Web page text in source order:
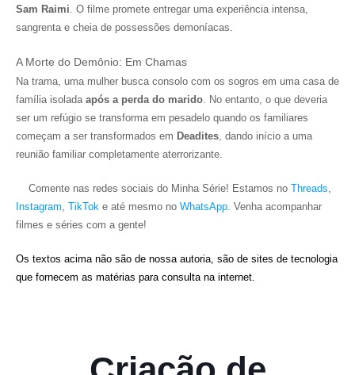
Sam Raimi. O filme promete entregar uma experiência intensa,
sangrenta e cheia de possessões demoníacas.
A Morte do Demônio: Em Chamas
Na trama, uma mulher busca consolo com os sogros em uma casa de
família isolada após a perda do marido. No entanto, o que deveria
ser um refúgio se transforma em pesadelo quando os familiares
começam a ser transformados em Deadites, dando início a uma
reunião familiar completamente aterrorizante.
Comente nas redes sociais do Minha Série! Estamos no Threads,
Instagram, TikTok e até mesmo no WhatsApp. Venha acompanhar
filmes e séries com a gente!
Os textos acima não são de nossa autoria, são de sites de tecnologia
que fornecem as matérias para consulta na internet.